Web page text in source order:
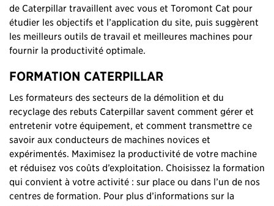
de Caterpillar travaillent avec vous et Toromont Cat pour
étudier les objectifs et l’application du site, puis suggèrent
les meilleurs outils de travail et meilleures machines pour
fournir la productivité optimale.
FORMATION CATERPILLAR
Les formateurs des secteurs de la démolition et du
recyclage des rebuts Caterpillar savent comment gérer et
entretenir votre équipement, et comment transmettre ce
savoir aux conducteurs de machines novices et
expérimentés. Maximisez la productivité de votre machine
et réduisez vos coûts d’exploitation. Choisissez la formation
qui convient à votre activité : sur place ou dans l’un de nos
centres de formation. Pour plus d’informations sur la